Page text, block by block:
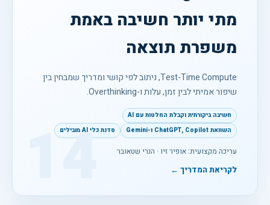
מתי יותר חשיבה באמת
משפרת תוצאה
Test-Time Compute, ניתוב לפי קושי ומדריך שמבחין בין
שיפור אמיתי לבין זמן, עלות ו-Overthinking.
חשיבה ביקורתית וקבלת החלטות עם AI
השוואת ChatGPT, Copilot ו-Gemini
סדנת כלי AI מובילים
עריכה מקצועית: אופיר זיו · הנרי שטאובר
לקריאת המדריך ← 14